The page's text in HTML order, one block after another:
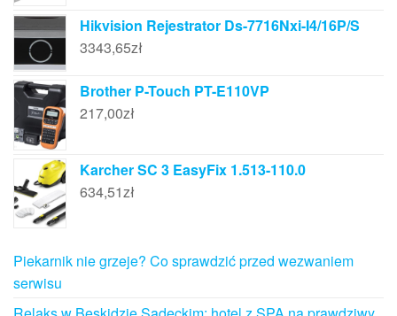
Hikvision Rejestrator Ds-7716Nxi-I4/16P/S
3343,65zł
Brother P-Touch PT-E110VP
217,00zł
Karcher SC 3 EasyFix 1.513-110.0
634,51zł
Piekarnik nie grzeje? Co sprawdzić przed wezwaniem
serwisu